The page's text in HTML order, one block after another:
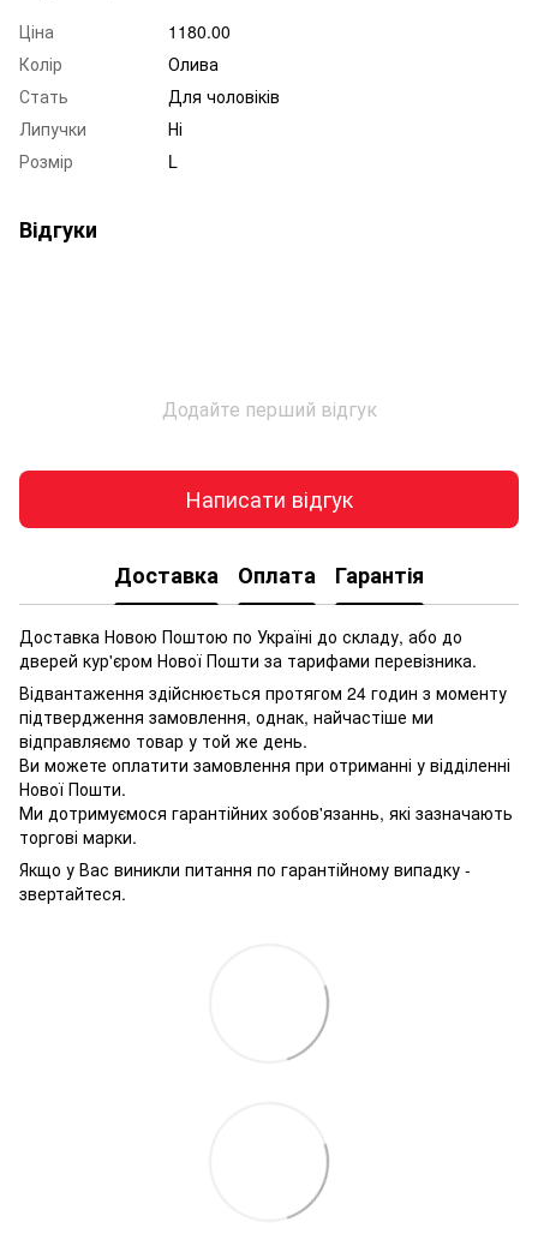
Ціна
1180.00
Колір
Олива
Стать
Для чоловіків
Липучки
Ні
Розмір
L
Відгуки
Додайте перший відгук
Написати відгук
Доставка Оплата Гарантія
Доставка Новою Поштою по Україні до складу, або до
дверей кур'єром Нової Пошти за тарифами перевізника.
Відвантаження здійснюється протягом 24 годин з моменту
підтвердження замовлення, однак, найчастіше ми
відправляємо товар у той же день.
Ви можете оплатити замовлення при отриманні у відділенні
Нової Пошти.
Ми дотримуємося гарантійних зобов'язаннь, які зазначають
торгові марки.
Якщо у Вас виникли питання по гарантійному випадку -
звертайтеся.